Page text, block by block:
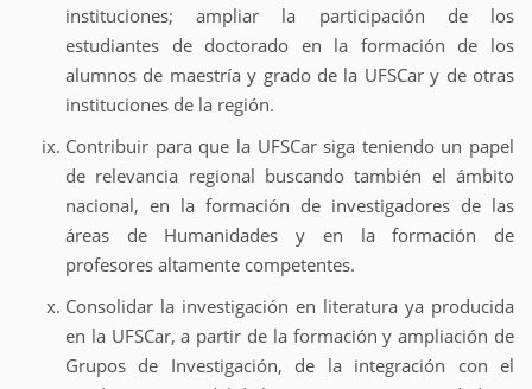
instituciones; ampliar la participación de los
estudiantes de doctorado en la formación de los
alumnos de maestría y grado de la UFSCar y de otras
instituciones de la región.
Contribuir para que la UFSCar siga teniendo un papel
de relevancia regional buscando también el ámbito
nacional, en la formación de investigadores de las
áreas de Humanidades y en la formación de
profesores altamente competentes.
Consolidar la investigación en literatura ya producida
en la UFSCar, a partir de la formación y ampliación de
Grupos de Investigación, de la integración con el